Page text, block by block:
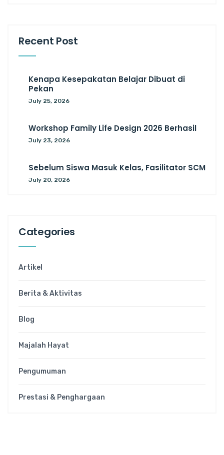
Recent Post
Kenapa Kesepakatan Belajar Dibuat di
Pekan
July 25, 2026
Workshop Family Life Design 2026 Berhasil
July 23, 2026
Sebelum Siswa Masuk Kelas, Fasilitator SCM
July 20, 2026
Categories
Artikel
Berita & Aktivitas
Blog
Majalah Hayat
Pengumuman
Prestasi & Penghargaan